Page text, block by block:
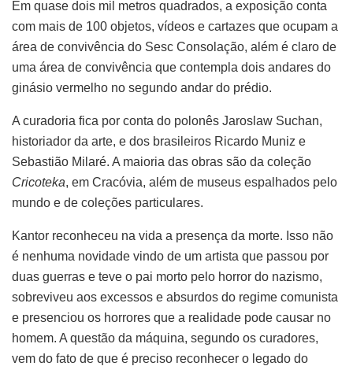
Em quase dois mil metros quadrados, a exposição conta
com mais de 100 objetos, vídeos e cartazes que ocupam a
área de convivência do Sesc Consolação, além é claro de
uma área de convivência que contempla dois andares do
ginásio vermelho no segundo andar do prédio.
A curadoria fica por conta do polonês Jaroslaw Suchan,
historiador da arte, e dos brasileiros Ricardo Muniz e
Sebastião Milaré. A maioria das obras são da coleção
Cricoteka, em Cracóvia, além de museus espalhados pelo
mundo e de coleções particulares.
Kantor reconheceu na vida a presença da morte. Isso não
é nenhuma novidade vindo de um artista que passou por
duas guerras e teve o pai morto pelo horror do nazismo,
sobreviveu aos excessos e absurdos do regime comunista
e presenciou os horrores que a realidade pode causar no
homem. A questão da máquina, segundo os curadores,
vem do fato de que é preciso reconhecer o legado do